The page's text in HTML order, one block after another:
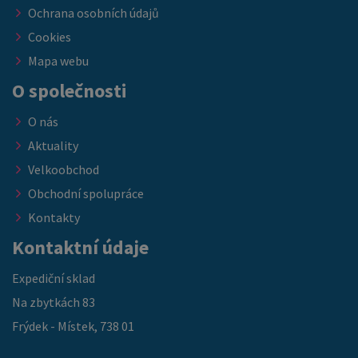
Ochrana osobních údajů
Cookies
Mapa webu
O společnosti
O nás
Aktuality
Velkoobchod
Obchodní spolupráce
Kontakty
Kontaktní údaje
Expediční sklad
Na zbytkách 83
Frýdek - Místek, 738 01